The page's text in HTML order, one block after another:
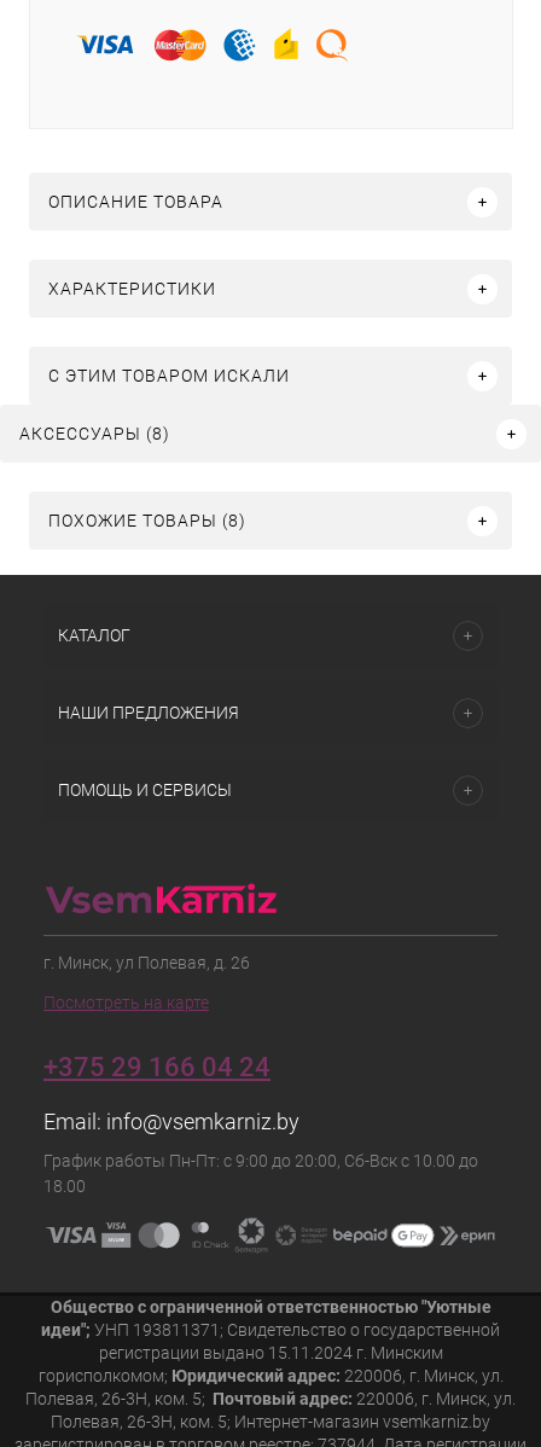
ОПИСАНИЕ ТОВАРА
ХАРАКТЕРИСТИКИ
C ЭТИМ ТОВАРОМ ИСКАЛИ
АКСЕССУАРЫ (8)
ПОХОЖИЕ ТОВАРЫ (8)
КАТАЛОГ
НАШИ ПРЕДЛОЖЕНИЯ
ПОМОЩЬ И СЕРВИСЫ
г. Минск, ул Полевая, д. 26
Посмотреть на карте
+375 29 166 04 24
Email: info@vsemkarniz.by
График работы Пн-Пт: с 9:00 до 20:00, Сб-Вск с 10.00 до
18.00
Общество с ограниченной ответственностью "Уютные
идеи"; УНП 193811371; Свидетельство о государственной
регистрации выдано 15.11.2024 г. Минским
горисполкомом; Юридический адрес: 220006, г. Минск, ул.
Полевая, 26-3Н, ком. 5; Почтовый адрес: 220006, г. Минск, ул.
Полевая, 26-3Н, ком. 5; Интернет-магазин vsemkarniz.by